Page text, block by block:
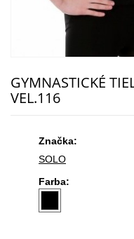
GYMNASTICKÉ
VEL.116
Značka:
SOLO
Farba: